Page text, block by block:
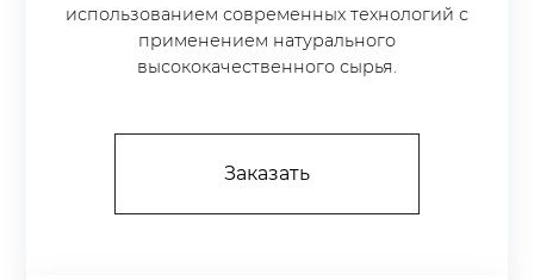
использованием современных технологий с
применением натурального
высококачественного сырья.
Заказать